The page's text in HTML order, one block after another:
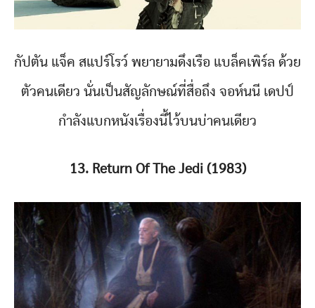
กัปตัน แจ็ค สแปร์โรว์ พยายามดึงเรือ แบล็คเพิร์ล ด้วย
ตัวคนเดียว นั่นเป็นสัญลักษณ์ที่สื่อถึง จอห์นนี เดปป์
กำลังแบกหนังเรื่องนี้ไว้บนบ่าคนเดียว
13. Return Of The Jedi (1983)